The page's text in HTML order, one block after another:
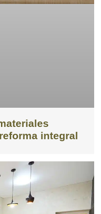
integral